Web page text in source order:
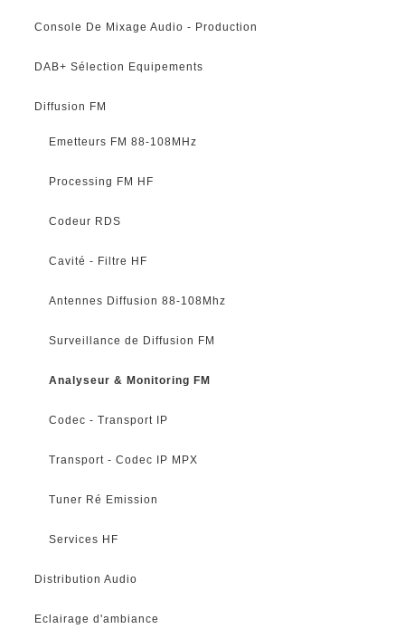
Console De Mixage Audio - Production
DAB+ Sélection Equipements
Diffusion FM
Emetteurs FM 88-108MHz
Processing FM HF
Codeur RDS
Cavité - Filtre HF
Antennes Diffusion 88-108Mhz
Surveillance de Diffusion FM
Analyseur & Monitoring FM
Codec - Transport IP
Transport - Codec IP MPX
Tuner Ré Emission
Services HF
Distribution Audio
Eclairage d'ambiance